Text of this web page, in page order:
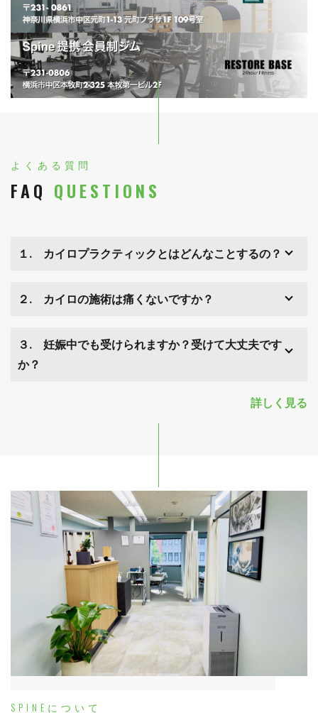
よくある質問
FAQ QUESTIONS
１. カイロプラクティックとはどんなことするの？
２. カイロの施術は痛くないですか？
３. 妊娠中でも受けられますか？受けて大丈夫です
か？
詳しく見る
SPINEについて